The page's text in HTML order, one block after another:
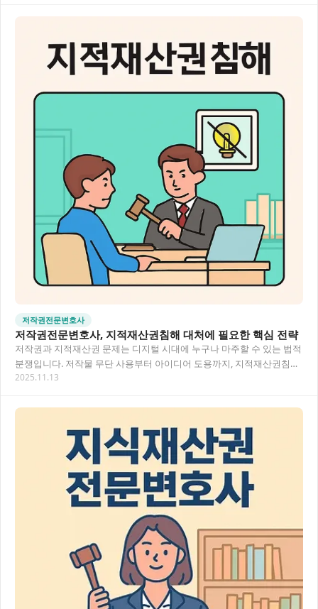
저작권전문변호사
저작권전문변호사, 지적재산권침해 대처에 필요한 핵심 전략
저작권과 지적재산권 문제는 디지털 시대에 누구나 마주할 수 있는 법적
분쟁입니다. 저작물 무단 사용부터 아이디어 도용까지, 지적재산권침해
사례가 증가하면서 전문적인 법률 조력이 필…
2025.11.13